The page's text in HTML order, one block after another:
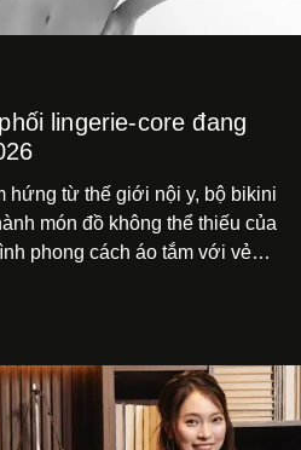
lingerie-core đang
hứng từ thế giới nội y, bộ bikini
món đồ không thể thiếu của
phong cách áo tắm với vẻ